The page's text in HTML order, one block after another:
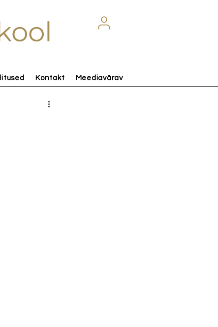
Kontakt Meediavärav